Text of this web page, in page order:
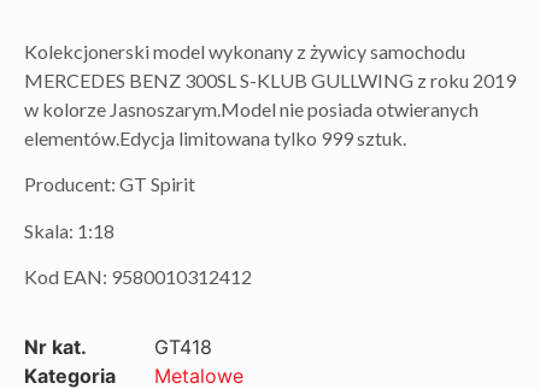
Kolekcjonerski model wykonany z żywicy samochodu
MERCEDES BENZ 300SL S-KLUB GULLWING z roku 2019
w kolorze Jasnoszarym.Model nie posiada otwieranych
elementów.Edycja limitowana tylko 999 sztuk.
Producent: GT Spirit
Skala: 1:18
Kod EAN: 9580010312412
Nr kat.
GT418
Kategoria
Metalowe